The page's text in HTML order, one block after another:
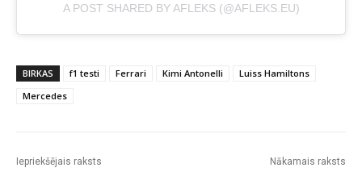
A POST SHARED BY AFLEKS (@AFLEKS.EU)
BIRKAS f1 testi Ferrari Kimi Antonelli
Luiss Hamiltons
Mercedes
Iepriekšējais raksts Nākamais raksts